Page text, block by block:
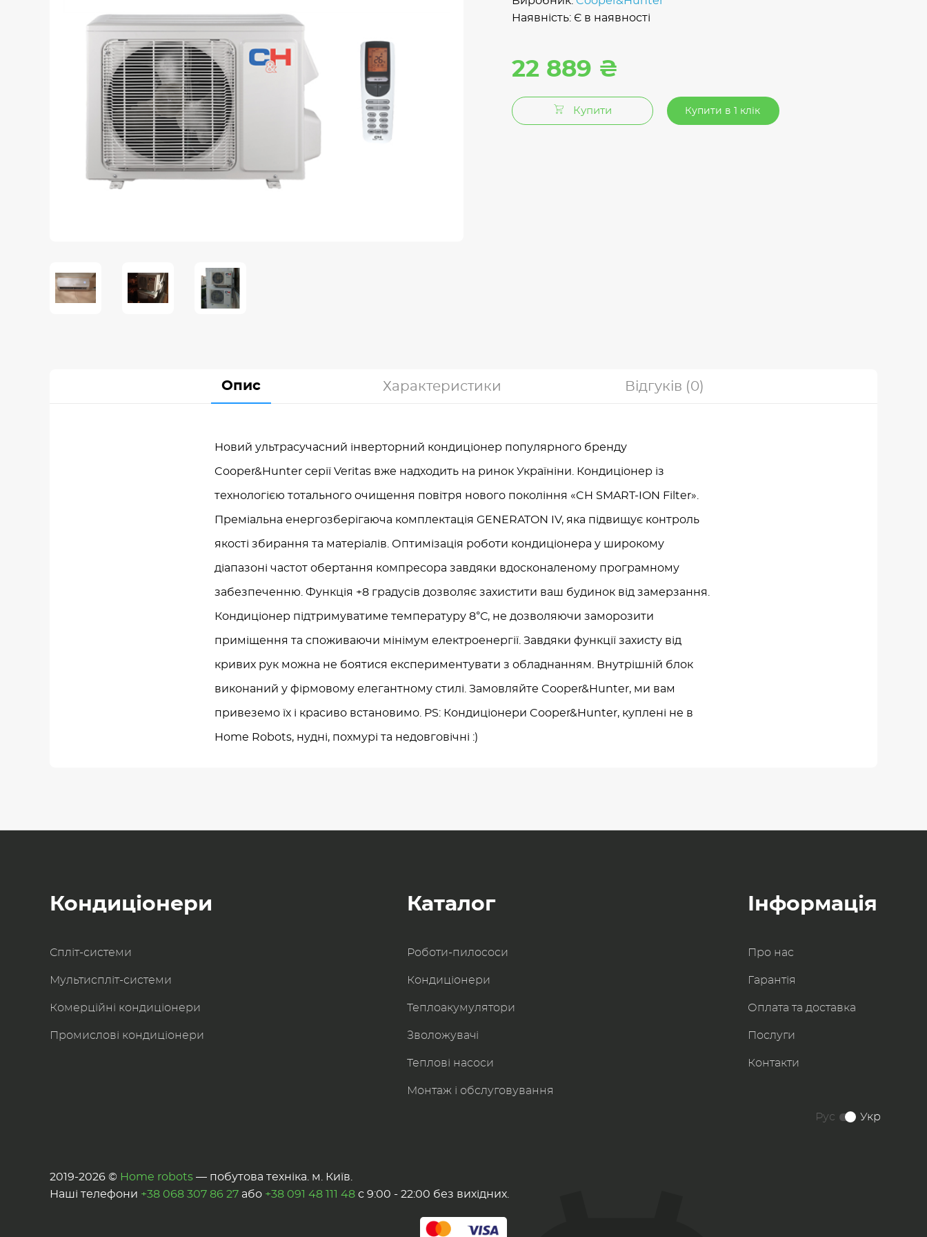
Наявність: Є в наявності
22 889 ₴
Купити Купити в 1 клік
Опис Характеристики Відгуків (0)
Новий ультрасучасний інверторний кондиціонер популярного бренду
Cooper&Hunter серії Veritas вже надходить на ринок Україніни. Кондиціонер із
технологією тотального очищення повітря нового покоління «CH SMART-ION Filter».
Преміальна енергозберігаюча комплектація GENERATON IV, яка підвищує контроль
якості збирання та матеріалів. Оптимізація роботи кондиціонера у широкому
діапазоні частот обертання компресора завдяки вдосконаленому програмному
забезпеченню. Функція +8 градусів дозволяє захистити ваш будинок від замерзання.
Кондиціонер підтримуватиме температуру 8°С, не дозволяючи заморозити
приміщення та споживаючи мінімум електроенергії. Завдяки функції захисту від
кривих рук можна не боятися експериментувати з обладнанням. Внутрішній блок
виконаний у фірмовому елегантному стилі. Замовляйте Cooper&Hunter, ми вам
привеземо їх і красиво встановимо. PS: Кондиціонери Cooper&Hunter, куплені не в
Home Robots, нудні, похмурі та недовговічні :)
Кондиціонери
Спліт-системи
Мультиспліт-системи
Комерційні кондиціонери
Промислові кондиціонери
Каталог
Роботи-пилоcоси
Кондиціонери
Теплоакумулятори
Зволожувачі
Теплові насоси
Монтаж і обслуговування
Інформація
Про нас
Гарантія
Оплата та доставка
Послуги
Контакти
2019-2026 © Home robots — побутова техніка. м. Київ.
Наші телефони +38 068 307 86 27 або +38 091 48 111 48 с 9:00 - 22:00 без вихідних.
Рус Укр